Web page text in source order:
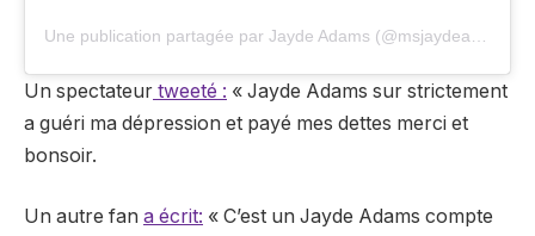
Un spectateur tweeté : « Jayde Adams sur strictement
a guéri ma dépression et payé mes dettes merci et
bonsoir.
Un autre fan a écrit: « C’est un Jayde Adams compte